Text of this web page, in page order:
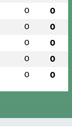
0 0
0 0
0 0
0 0
0 0